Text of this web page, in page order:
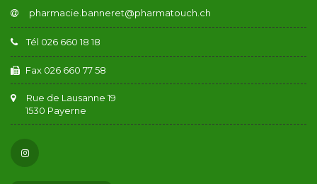
Tél 026 660 18 18
Fax 026 660 77 58
Rue de Lausanne 19
1530 Payerne